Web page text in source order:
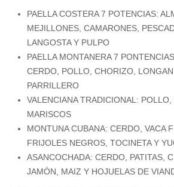
PAELLA COSTERA 7 POTENCIAS:
MEJILLONES, CAMARONES,
LANGOSTA Y PULPO
PAELLA MONTANERA 7
CERDO, POLLO, CHORIZO,
PARRILLERO
VALENCIANA TRADICIONAL:
MARISCOS
MONTUNA CUBANA: CERDO, VACA
FRIJOLES NEGROS, TOCINETA Y
ASANCOCHADA: CERDO, PATITAS,
JAMÓN, MAIZ Y HOJUELAS DE